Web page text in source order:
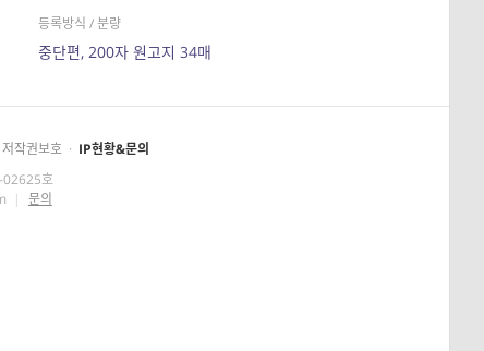
등록방식 / 분량
중단편, 200자 원고지 34매
저작권보호 · IP현황&문의
02625호
| 문의